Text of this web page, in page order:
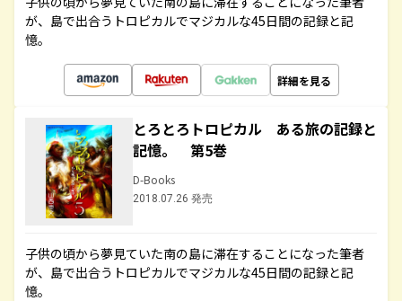
が、島で出合うトロピカルでマジカルな45日間の記録と記
憶。
詳細を見る
とろとろトロピカル ある旅の記録と
記憶。 第5巻
D-Books
2018.07.26 発売
子供の頃から夢見ていた南の島に滞在することになった筆者
が、島で出合うトロピカルでマジカルな45日間の記録と記
憶。